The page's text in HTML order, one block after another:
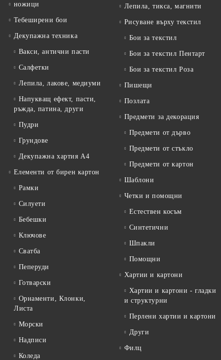
ножици
Тебеширени бои
Декупажна техника
Вакси, антични пасти
Салфетки
Лепила, лакове, медиуми
Напукващ ефект, пасти,
ръжда, патина, други
Пудри
Грундове
Декупажна хартия А4
Елементи от бирен картон
Рамки
Силуети
Бебешки
Ключове
Сватба
Пеперуди
Готварски
Орнаменти, Клонки,
Листа
Морски
Надписи
Коледа
Лепила, тикса, магнити
Рисуване върху текстил
Бои за текстил
Бои за текстил Пентарт
Бои за текстил Роза
Пишещи
Позлата
Предмети за декорация
Предмети от дърво
Предмети от стъкло
Предмети от картон
Шаблони
Четки и помощни
Естествен косъм
Синтетични
Шпакли
Помощни
Хартии и картони
Хартии и картони - гладки
и структурни
Перлени хартии и картони
Други
Филц